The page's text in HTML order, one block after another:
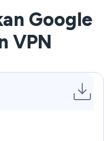
Google
VPN